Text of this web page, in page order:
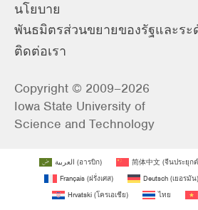
นโยบาย
พันธมิตรส่วนขยายของรัฐและระ
ติดต่อเรา
Copyright © 2009–2026
Iowa State University of
Science and Technology
العربية (อารบิก) 简体中文 (จีนประยุกต์
Français(ฝรั่งเศส) Deutsch(เยอรมัน)
Hrvatski(โครเอเชีย) ไทย